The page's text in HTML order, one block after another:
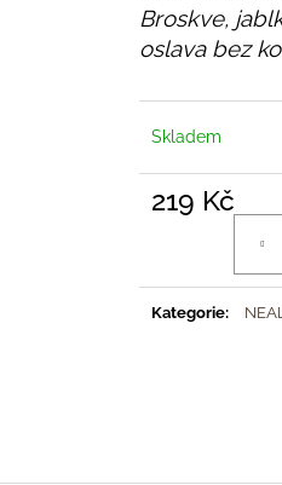
Broskve,
oslava bez
Skladem
219 Kč
Kategorie: